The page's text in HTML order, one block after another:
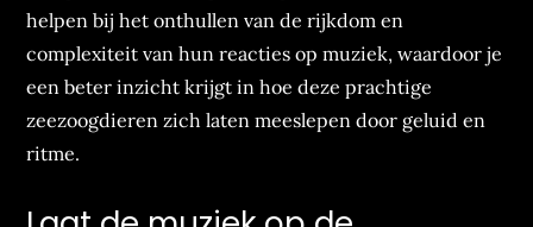
helpen bij het onthullen van de rijkdom en
complexiteit van hun reacties op muziek, waardoor je
een beter inzicht krijgt in hoe deze prachtige
zeezoogdieren zich laten meeslepen door geluid en
ritme.